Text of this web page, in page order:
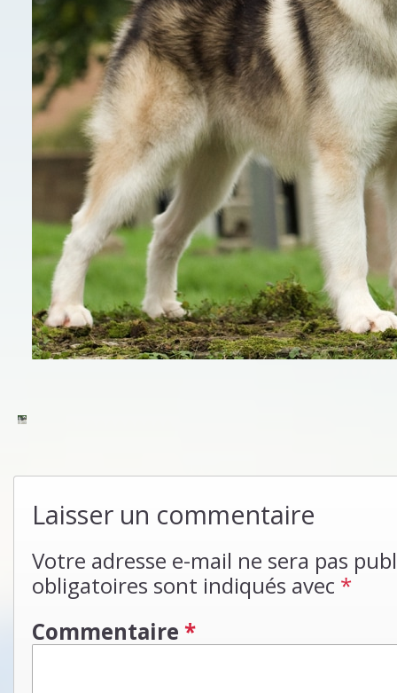
Laisser un commentaire
Votre adresse e-mail ne sera pas
obligatoires sont indiqués avec *
Commentaire *